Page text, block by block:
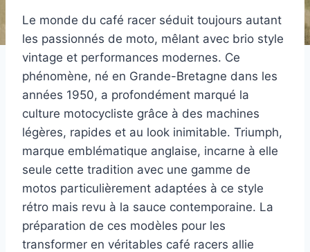
Le monde du café racer séduit toujours autant
les passionnés de moto, mêlant avec brio style
vintage et performances modernes. Ce
phénomène, né en Grande-Bretagne dans les
années 1950, a profondément marqué la
culture motocycliste grâce à des machines
légères, rapides et au look inimitable. Triumph,
marque emblématique anglaise, incarne à elle
seule cette tradition avec une gamme de
motos particulièrement adaptées à ce style
rétro mais revu à la sauce contemporaine. La
préparation de ces modèles pour les
transformer en véritables café racers allie